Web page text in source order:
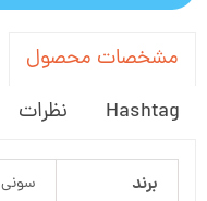
مشخصات محصول
Hashtag
نظرات
برند سونی